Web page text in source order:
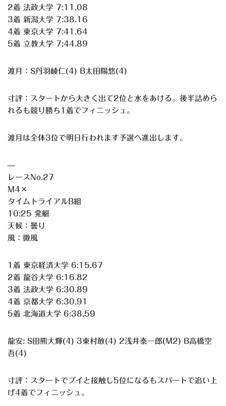
2着 法政大学 7:11.08
3着 新潟大学 7:38.16
4着 東京大学 7:41.64
5着 立教大学 7:44.89
渡月：S丹羽崚仁(4) B太田陽悠(4)
寸評：スタートから大きく出て2位と水をあける。後半詰めら
れるも競り勝ち1着でフィニッシュ。
渡月は全体3位で明日行われます予選へ進出します。
—
レースNo.27
M4×
タイムトライアルB組
10:25 発艇
天候：曇り
風：微風
1着 東京経済大学 6:15.67
2着 龍谷大学 6:16.82
3着 法政大学 6:30.89
4着 京都大学 6:30.91
5着 北海道大学 6:38.59
龍安: S田熊大輝(4) 3東村敢(4) 2浅井泰一郎(M2) B高橋空
吾(4)
寸評：スタートでブイと接触し5位になるもスパートで追い上
げ4着でフィニッシュ。